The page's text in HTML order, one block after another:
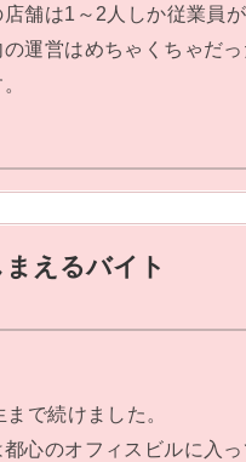
舗は1～2人しか従業員
運営はめちゃくちゃだっ
えるバイト
で続けました。
心のオフィスビルに入